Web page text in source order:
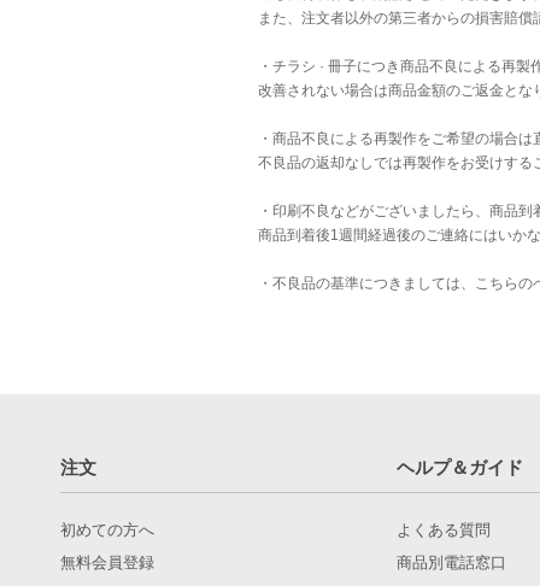
また、注文者以外の第三者からの損害賠
・チラシ · 冊子につき商品不良による再
改善されない場合は商品金額のご返金と
・商品不良による再製作をご希望の場合
不良品の返却なしでは再製作をお受けする
・印刷不良などがございましたら、商品
商品到着後1週間経過後のご連絡にはいか
・不良品の基準につきましては、 こちらの
注文 ヘルプ＆ガイド
初めての方へ
無料会員登録
よくある質問
商品別電話窓口